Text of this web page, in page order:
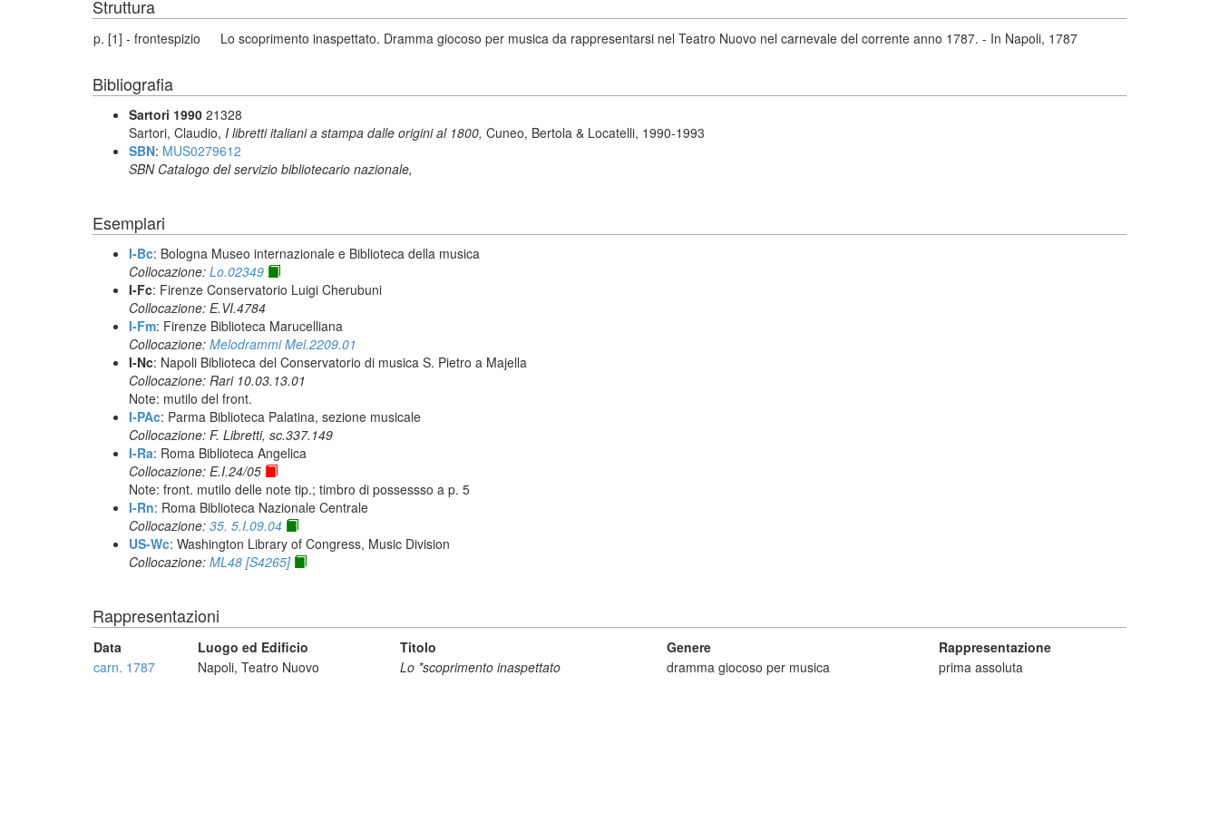
Struttura
p. [1] - frontespizio Lo scoprimento inaspettato. Dramma giocoso per musica da rappresentarsi nel Teatro Nuovo nel carnevale del corrente anno 1787. - In Napoli, 1787
Bibliografia
Sartori 1990 21328
Sartori, Claudio, I libretti italiani a stampa dalle origini al 1800, Cuneo, Bertola & Locatelli, 1990-1993
SBN: MUS0279612
SBN Catalogo del servizio bibliotecario nazionale,
Esemplari
I-Bc: Bologna Museo internazionale e Biblioteca della musica
Collocazione: Lo.02349
I-Fc: Firenze Conservatorio Luigi Cherubuni
Collocazione: E.VI.4784
I-Fm: Firenze Biblioteca Marucelliana
Collocazione: Melodrammi Mel.2209.01
I-Nc: Napoli Biblioteca del Conservatorio di musica S. Pietro a Majella
Collocazione: Rari 10.03.13.01
Note: mutilo del front.
I-PAc: Parma Biblioteca Palatina, sezione musicale
Collocazione: F. Libretti, sc.337.149
I-Ra: Roma Biblioteca Angelica
Collocazione: E.I.24/05
Note: front. mutilo delle note tip.; timbro di possessso a p. 5
I-Rn: Roma Biblioteca Nazionale Centrale
Collocazione: 35. 5.I.09.04
US-Wc: Washington Library of Congress, Music Division
Collocazione: ML48 [S4265]
Rappresentazioni
Data Luogo ed Edificio Titolo Genere
Rappresentazione
carn. 1787
Napoli, Teatro Nuovo Lo *scoprimento inaspettato dramma giocoso per musica prima assoluta